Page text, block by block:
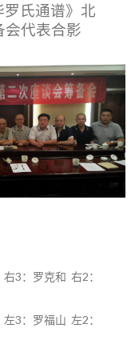
氏通谱》北
会代表合影
3：罗克和 右2：
3：罗福山 左2：